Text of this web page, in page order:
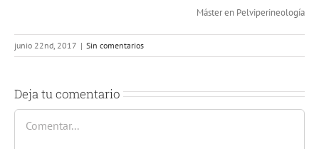
Máster en Pelviperineología
junio 22nd, 2017 | Sin comentarios
Deja tu comentario
Comentar